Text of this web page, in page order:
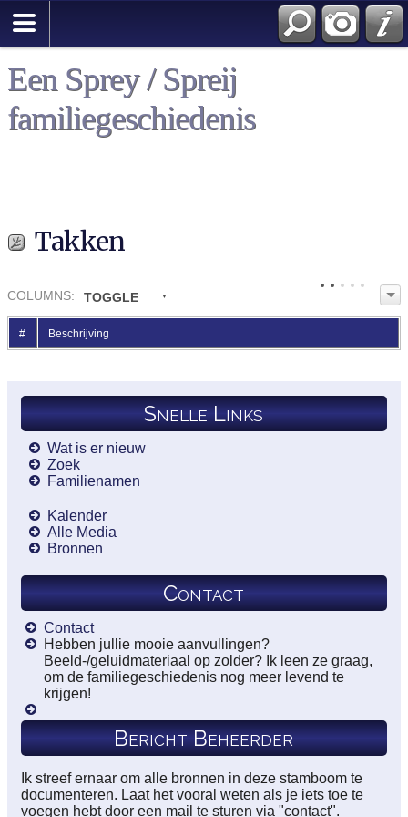
Een Sprey / Spreij
familiegeschiedenis
Takken
COLUMNS: TOGGLE
# Beschrijving
Snelle Links
Wat is er nieuw
Zoek
Familienamen
Kalender
Alle Media
Bronnen
Contact
Contact
Hebben jullie mooie aanvullingen?
Beeld-/geluidmateriaal op zolder? Ik leen ze graag,
om de familiegeschiedenis nog meer levend te
krijgen!
Bericht Beheerder
Ik streef ernaar om alle bronnen in deze stamboom te
documenteren. Laat het vooral weten als je iets toe te
voegen hebt door een mail te sturen via "contact".